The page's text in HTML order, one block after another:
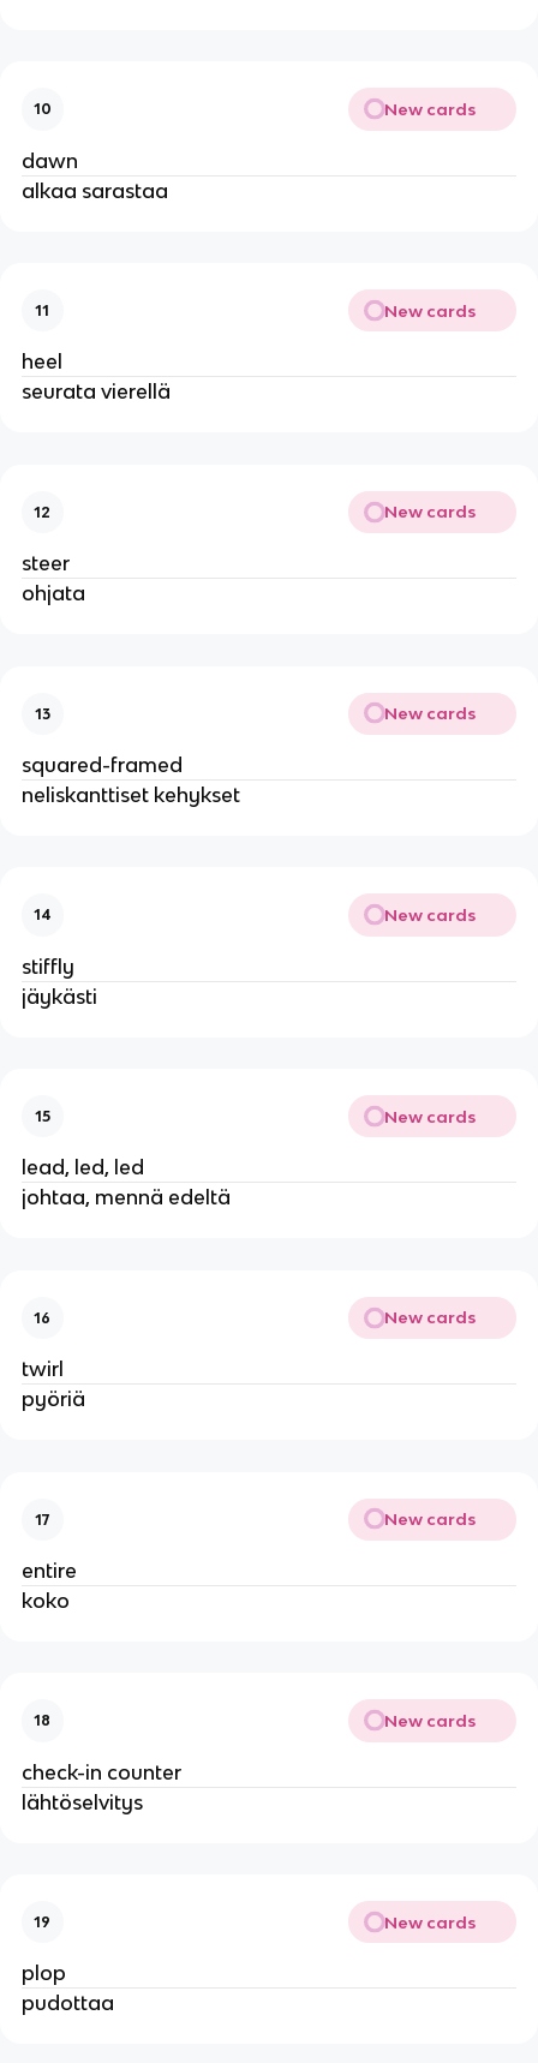
10 New cards
dawn
alkaa sarastaa
11 New cards
heel
seurata vierellä
12 New cards
steer
ohjata
13 New cards
squared-framed
neliskanttiset kehykset
14 New cards
stiffly
jäykästi
15 New cards
lead, led, led
johtaa, mennä edeltä
16 New cards
twirl
pyöriä
17 New cards
entire
koko
18 New cards
check-in counter
lähtöselvitys
19 New cards
plop
pudottaa